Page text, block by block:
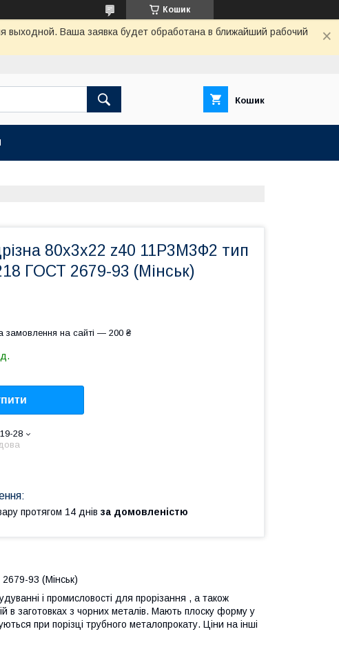
Кошик
выходной. Ваша заявка будет обработана в ближайший рабочий
Кошик
80х3х22 z40 11Р3М3Ф2 тип
ГОСТ 2679-93 (Мінськ)
замовлення на сайті — 200 ₴
28
протягом 14 днів за домовленістю
93 (Мінськ)
і промисловості для прорізання , а також
в заготовках з чорних металів. Мають плоску форму у
при порізці трубного металопрокату. Ціни на інші